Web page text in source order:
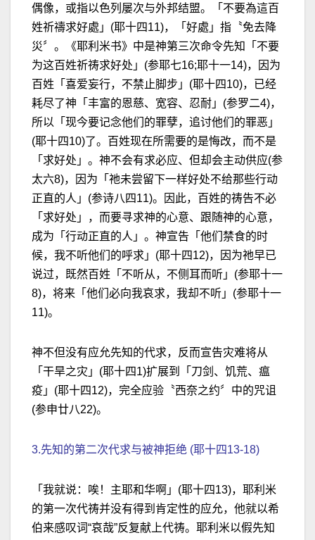
偶像，或指以色列屡次与外邦结盟。「不要為這百
姓祈禱求好處」(耶十四11)，「好處」指〝免去降
災〞。《耶利米书》中是神第三次命令先知「不要
为这百姓祈祷求好处」(参耶七16;耶十一14)，因为
百姓「喜爱妄行，不禁止脚步」(耶十四10)，已经
耗尽了神「丰富的恩慈、宽容、忍耐」(参罗二4)，
所以「现今要记念他们的罪孽，追讨他们的罪恶」
(耶十四10)了。百姓现在所需要的是悔改，而不是
「求好处」。神不会有求必应、但却会主动供应(参
太六8)，因为「祂未尝留下一样好处不给那些行动
正直的人」(参诗八四11)。因此，百姓的祷告不必
「求好处」，而要寻求神的心意、跟随神的心意，
成为「行动正直的人」。神宣告「他们禁食的时
候，我不听他们的呼求」(耶十四12)，因为祂早已
说过，既然百姓「不听从，不侧耳而听」(参耶十一
8)，将来「他们必向我哀求，我却不听」(参耶十一
11)。
神不但没有应允先知的代求，反而宣告灾难将从
「干旱之灾」(耶十四1)扩展到「刀剑、饥荒、瘟
疫」(耶十四12)，完全应验〝西奈之约〞中的咒诅
(参申廿八22)。
3.先知的第二次代求与被神拒绝 (耶十四13-18)
「我就说：唉！主耶和华啊」(耶十四13)，耶利米
的第一次代祷并没有得到肯定性的应允，他就以希
伯来感叹词“哀哉”反复献上代祷。耶利米以假先知